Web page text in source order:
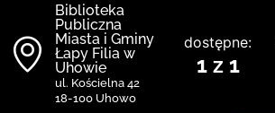
Biblioteka
Publiczna
Miasta i Gminy
Łapy Filia w
Uhowie
ul. Kościelna 42
18-100 Uhowo
dostępne:
1 z 1